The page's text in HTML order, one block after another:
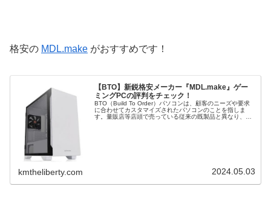
格安の MDL.make がおすすめです！
【BTO】新鋭格安メーカー『MDL.make』ゲー
ミングPCの評判をチェック！
BTO（Build To Order）パソコンは、顧客のニーズや要求
に合わせてカスタマイズされたパソコンのことを指しま
す。量販店等店頭で売っている従来の既製品と異なり、
kmtheliberty.com 2024.05.03